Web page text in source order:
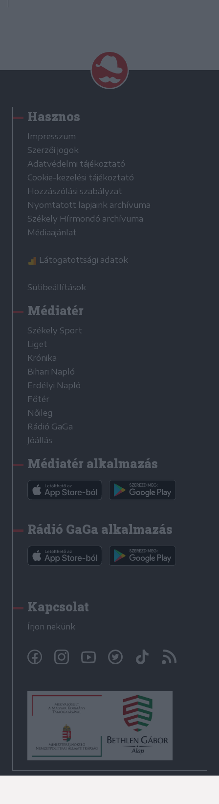
Hasznos
Impresszum
Szerzői jogok
Adatvédelmi tájékoztató
Cookie-kezelési tájékoztató
Hozzászólási szabályzat
Nyomtatott lapjaink archívuma
Székely Hírmondó archívuma
Médiaajánlat
Látogatottsági adatok
Sütibeállítások
Médiatér
Székely Sport
Liget
Krónika
Bihari Napló
Erdélyi Napló
Főtér
Nőileg
Rádió GaGa
Jóállás
Médiatér alkalmazás
Rádió GaGa alkalmazás
Kapcsolat
Írjon nekünk